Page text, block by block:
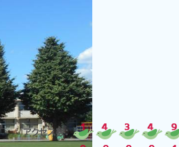
アクセス数：